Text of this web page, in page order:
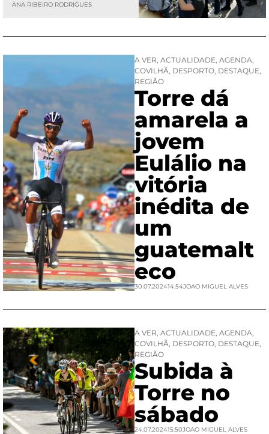
ANA RIBEIRO RODRIGUES
A VER, ACTUALIDADE, AGENDA,
COVILHÃ, DESPORTO, DESTAQUE,
REGIÃO
Torre dá
amarela a
jovem
Eulálio na
vitória
inédita de
um
guatemalt
eco
30.07.202414:54JOAO MIGUEL ALVES
A VER, ACTUALIDADE, AGENDA,
COVILHÃ, DESPORTO, DESTAQUE,
REGIÃO
Subida à
Torre no
sábado
24.07.202415:50JOAO MIGUEL ALVES